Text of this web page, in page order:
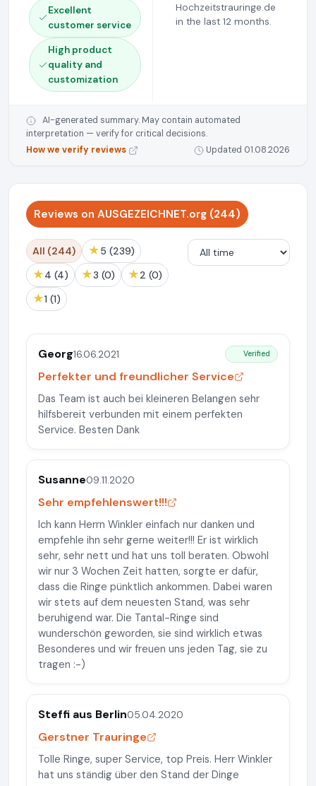
Excellent
customer service
High product
quality and
customization
Hochzeitstrauringe.de
in the last 12 months.
AI-generated summary. May contain automated
interpretation — verify for critical decisions.
How we verify reviews
Updated 01.08.2026
Reviews on AUSGEZEICHNET.org (244)
All (244) ★ 5 (239)
★ 4 (4) ★ 3 (0) ★ 2 (0)
★ 1 (1)
Georg16.06.2021 Verified
Perfekter und freundlicher Service
Das Team ist auch bei kleineren Belangen sehr
hilfsbereit verbunden mit einem perfekten
Service. Besten Dank
Susanne09.11.2020
Sehr empfehlenswert!!!
Ich kann Herrn Winkler einfach nur danken und
empfehle ihn sehr gerne weiter!!! Er ist wirklich
sehr, sehr nett und hat uns toll beraten. Obwohl
wir nur 3 Wochen Zeit hatten, sorgte er dafür,
dass die Ringe pünktlich ankommen. Dabei waren
wir stets auf dem neuesten Stand, was sehr
beruhigend war. Die Tantal-Ringe sind
wunderschön geworden, sie sind wirklich etwas
Besonderes und wir freuen uns jeden Tag, sie zu
tragen :-)
Steffi aus Berlin05.04.2020
Gerstner Trauringe
Tolle Ringe, super Service, top Preis. Herr Winkler
hat uns ständig über den Stand der Dinge